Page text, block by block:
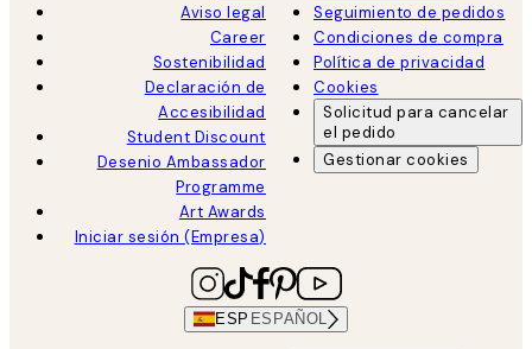
Aviso legal
Career
Sostenibilidad
Declaración de
Accesibilidad
Student Discount
Desenio Ambassador
Programme
Art Awards
Iniciar sesión (Empresa)
Seguimiento de pedidos
Condiciones de compra
Política de privacidad
Cookies
Solicitud para cancelar
el pedido
Gestionar cookies
ESP ESPAÑOL